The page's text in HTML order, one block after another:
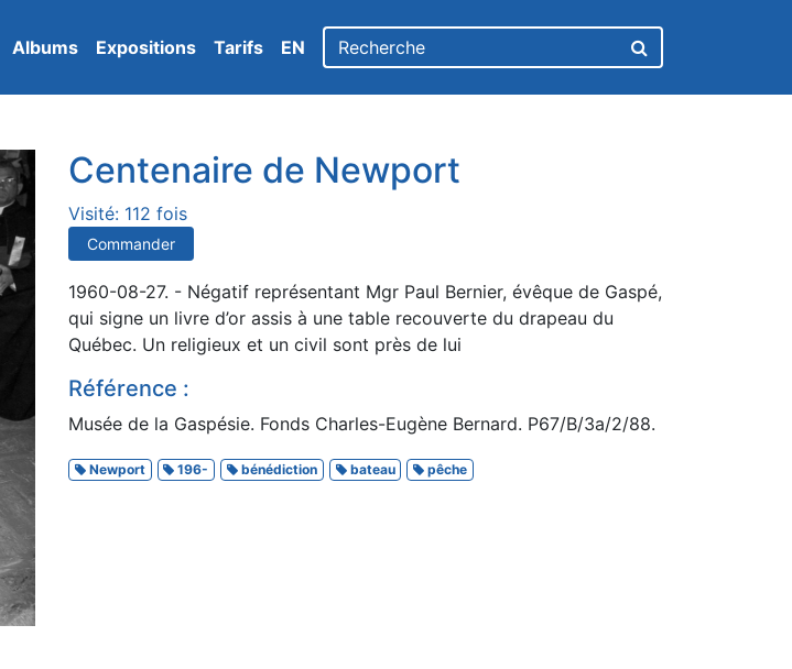
Albums Expositions Tarifs EN
Centenaire de Newport
Visité: 112 fois
Commander
1960-08-27. - Négatif représentant Mgr Paul Bernier, évêque de Gaspé,
qui signe un livre d’or assis à une table recouverte du drapeau du
Québec. Un religieux et un civil sont près de lui
Référence :
Musée de la Gaspésie. Fonds Charles-Eugène Bernard. P67/B/3a/2/88.
Newport 196- bénédiction bateau pêche